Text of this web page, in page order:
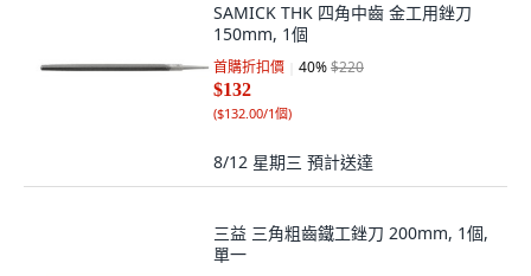
SAMICK THK 四角中齒 金工用銼刀
150mm, 1個
首購折扣價 40%$220
$132
($132.00/1個)
8/12 星期三 預計送達
三益 三角粗齒鐵工銼刀 200mm, 1個,
單一